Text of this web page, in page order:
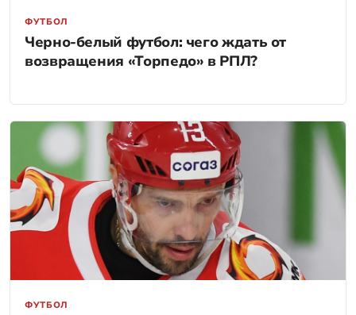
ФУТБОЛ
Черно-белый футбол: чего ждать от
возвращения «Торпедо» в РПЛ?
ФУТБОЛ